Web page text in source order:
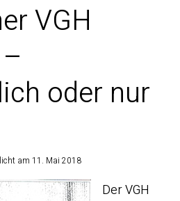
VGH
oder nur
am 11. Mai 2018
Der VGH